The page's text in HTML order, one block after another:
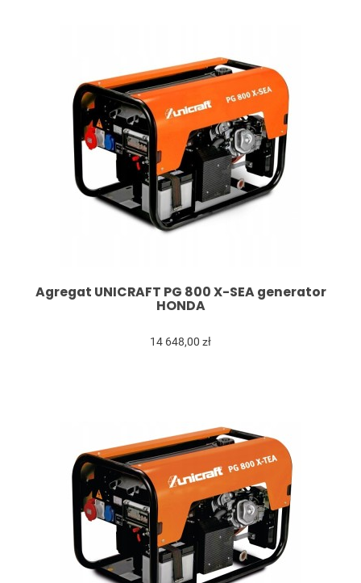
Agregat UNICRAFT PG 800 X-SEA generator
HONDA
14 648,00 zł